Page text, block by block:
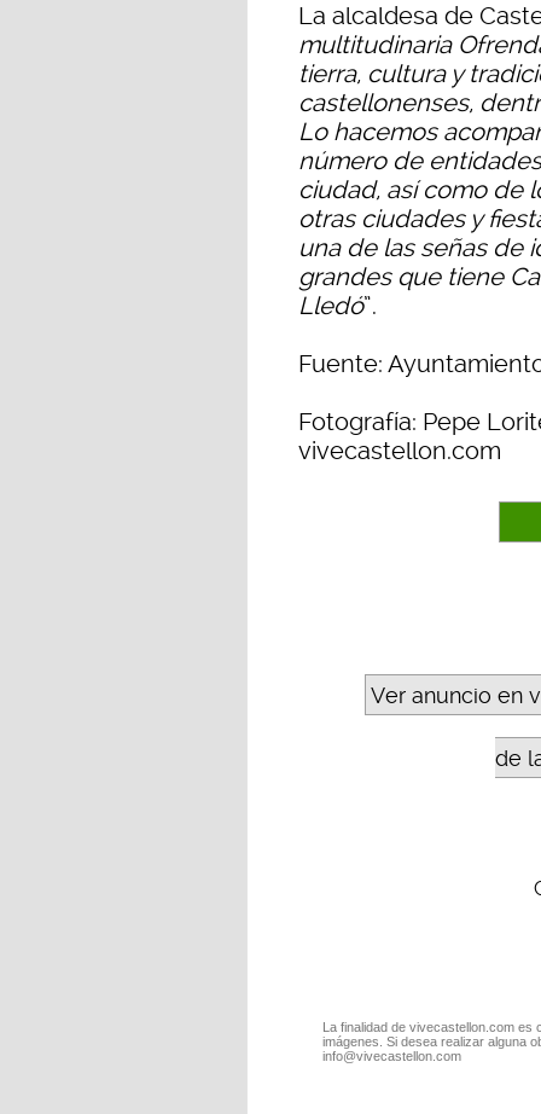
La alcaldesa de
multitudinaria
tierra, cultura y
castellonenses,
Lo hacemos
número de
ciudad, así como de
otras ciudades y
una de las señas de
grandes que tiene
Lledó”.
Fuente:
Fotografía: Pepe
vivecastellon.com
Ver anuncio en
de
La finalidad de vivecastellon.com
imágenes. Si desea realizar alguna
info@vivecastellon.com